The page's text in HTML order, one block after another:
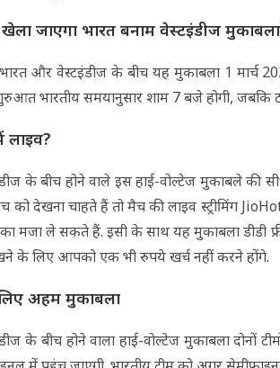
जाएगा भारत बनाम वेस्टइंडीज
और वेस्टइंडीज के बीच यह मुकाबला 1 मार्च
भारतीय समयानुसार शाम 7 बजे होगी, जबकि
लाइव?
के बीच होने वाले इस हाई-वोल्टेज मुकाबले की
को देखना चाहते हैं तो मैच की लाइव स्ट्रीमिंग
मजा ले सकते हैं. इसी के साथ यह मुकाबला डीडी फ्री
के लिए आपको एक भी रुपये खर्च नहीं करने होंगे.
अहम मुकाबला
के बीच होने वाला हाई-वोल्टेज मुकाबला दोनों